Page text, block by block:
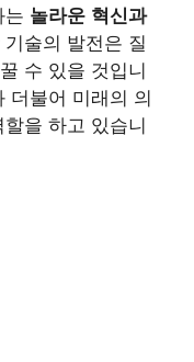
는 놀라운 혁신과
술의 발전은 질
수 있을 것입니
더불어 미래의 의
을 하고 있습니